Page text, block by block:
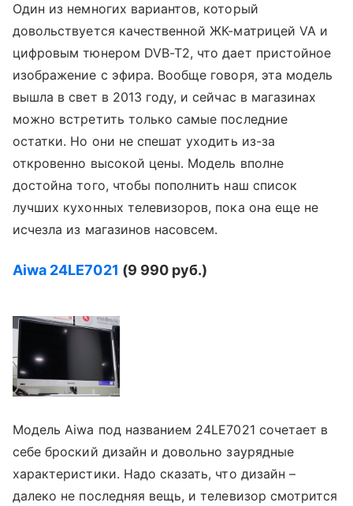
Один из немногих вариантов, который
довольствуется качественной ЖК-матрицей VA и
цифровым тюнером DVB-T2, что дает пристойное
изображение с эфира. Вообще говоря, эта модель
вышла в свет в 2013 году, и сейчас в магазинах
можно встретить только самые последние
остатки. Но они не спешат уходить из-за
откровенно высокой цены. Модель вполне
достойна того, чтобы пополнить наш список
лучших кухонных телевизоров, пока она еще не
исчезла из магазинов насовсем.
Aiwa 24LE7021 (9 990 руб.)
Модель Aiwa под названием 24LE7021 сочетает в
себе броский дизайн и довольно заурядные
характеристики. Надо сказать, что дизайн –
далеко не последняя вещь, и телевизор смотрится